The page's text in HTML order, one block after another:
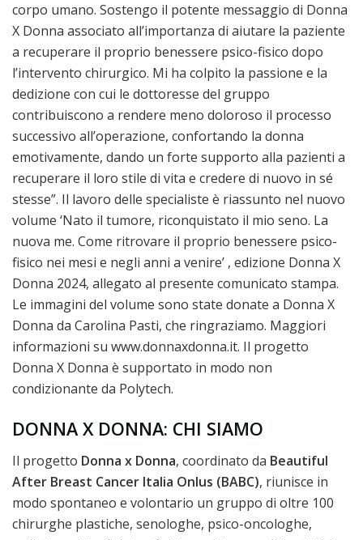
corpo umano. Sostengo il potente messaggio di Donna
X Donna associato all’importanza di aiutare la paziente
a recuperare il proprio benessere psico-fisico dopo
l’intervento chirurgico. Mi ha colpito la passione e la
dedizione con cui le dottoresse del gruppo
contribuiscono a rendere meno doloroso il processo
successivo all’operazione, confortando la donna
emotivamente, dando un forte supporto alla pazienti a
recuperare il loro stile di vita e credere di nuovo in sé
stesse”. Il lavoro delle specialiste è riassunto nel nuovo
volume ‘Nato il tumore, riconquistato il mio seno. La
nuova me. Come ritrovare il proprio benessere psico-
fisico nei mesi e negli anni a venire’ , edizione Donna X
Donna 2024, allegato al presente comunicato stampa.
Le immagini del volume sono state donate a Donna X
Donna da Carolina Pasti, che ringraziamo. Maggiori
informazioni su www.donnaxdonna.it. Il progetto
Donna X Donna è supportato in modo non
condizionante da Polytech.
DONNA X DONNA: CHI SIAMO
Il progetto Donna x Donna, coordinato da Beautiful
After Breast Cancer Italia Onlus (BABC), riunisce in
modo spontaneo e volontario un gruppo di oltre 100
chirurghe plastiche, senologhe, psico-oncologhe,